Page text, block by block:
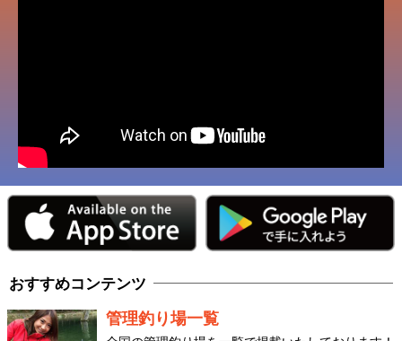
おすすめコンテンツ
管理釣り場一覧